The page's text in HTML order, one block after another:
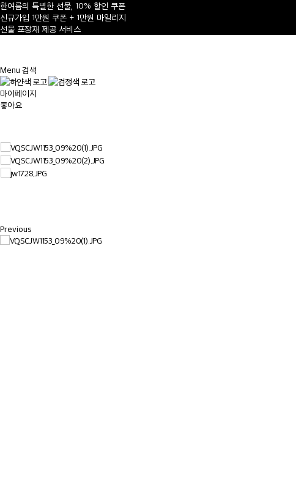
한여름의 특별한 선물, 10% 할인 쿠폰
신규가입 1만원 쿠폰 + 1만원 마일리지
선물 포장재 제공 서비스
Menu 검색
마이페이지
좋아요
Previous